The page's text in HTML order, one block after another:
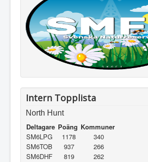
Intern Topplista
North Hunt
Deltagare Poäng Kommuner
SM6LPG
1178
340
SM6TOB
937
266
SM6DHF
819
262